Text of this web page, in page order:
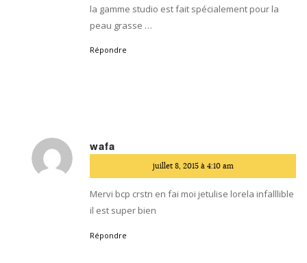
la gamme studio est fait spécialement pour la
peau grasse …
Répondre
wafa
juillet 8, 2015 à 4:10 am
Mervi bcp crstn en fai moi jetulise lorela infalllible
il est super bien
Répondre